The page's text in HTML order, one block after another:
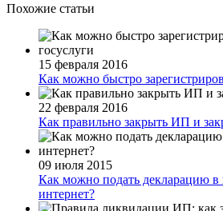
Похожие статьи
15 февраля 2016
Как можно быстро
22 февраля 2016
Как правильно закрыть ИП и
09 июля 2015
Как можно подать декларацию в
интернет?